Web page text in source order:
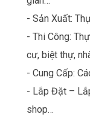
- Sản Xuất:
- Thi Công:
cư, biệt thự,
- Cung Cấp:
- Lắp Đặt –
shop…